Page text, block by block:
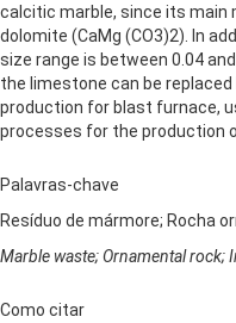
calcitic marble, since its main
dolomite (CaMg (CO3)2). In
size range is between 0.04
the limestone can be
production for blast furnace,
processes for the production
Palavras-chave
Resíduo de mármore; Rocha
Marble waste; Ornamental rock;
Como citar